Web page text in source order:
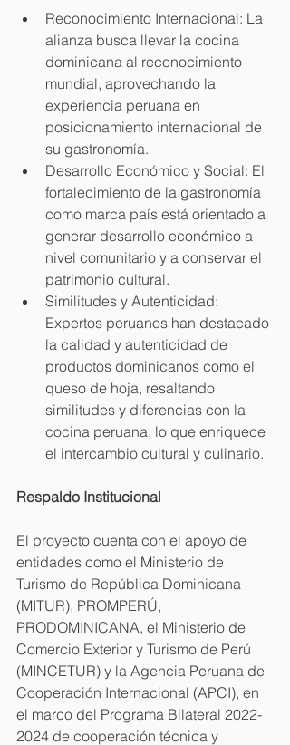
Reconocimiento Internacional: La
alianza busca llevar la cocina
dominicana al reconocimiento
mundial, aprovechando la
experiencia peruana en
posicionamiento internacional de
su gastronomía.
Desarrollo Económico y Social: El
fortalecimiento de la gastronomía
como marca país está orientado a
generar desarrollo económico a
nivel comunitario y a conservar el
patrimonio cultural.
Similitudes y Autenticidad:
Expertos peruanos han destacado
la calidad y autenticidad de
productos dominicanos como el
queso de hoja, resaltando
similitudes y diferencias con la
cocina peruana, lo que enriquece
el intercambio cultural y culinario.
Respaldo Institucional
El proyecto cuenta con el apoyo de
entidades como el Ministerio de
Turismo de República Dominicana
(MITUR), PROMPERÚ,
PRODOMINICANA, el Ministerio de
Comercio Exterior y Turismo de Perú
(MINCETUR) y la Agencia Peruana de
Cooperación Internacional (APCI), en
el marco del Programa Bilateral 2022-
2024 de cooperación técnica y